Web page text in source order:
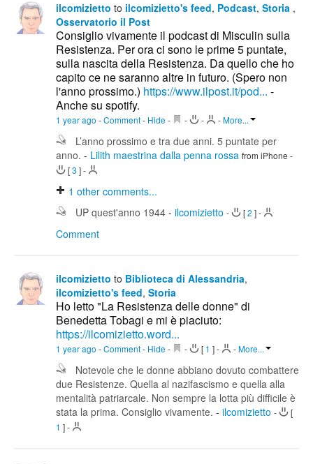
ilcomizietto to ilcomizietto's feed, Podcast, Storia ,
Osservatorio il Post
Consiglio vivamente il podcast di Misculin sulla
Resistenza. Per ora ci sono le prime 5 puntate,
sulla nascita della Resistenza. Da quello che ho
capito ce ne saranno altre in futuro. (Spero non
l'anno prossimo.) https://www.ilpost.it/pod... -
Anche su spotify.
1 year ago -Comment- Hide - - - -More...
L’anno prossimo e tra due anni. 5 puntate per
anno. - Lilith maestrina dalla penna rossa from iPhone -
[3 ]-
1 other comments...
UP quest'anno 1944 - ilcomizietto - [2 ]-
Comment
ilcomizietto to Biblioteca di Alessandria,
ilcomizietto's feed, Storia
Ho letto "La Resistenza delle donne" di
Benedetta Tobagi e mi è piaciuto:
https://ilcomizietto.word...
1 year ago -Comment- Hide - - [ 1 ]- -More...
Notevole che le donne abbiano dovuto combattere
due Resistenze. Quella al nazifascismo e quella alla
mentalità patriarcale. Non sempre la lotta più difficile è
stata la prima. Consiglio vivamente. - ilcomizietto -
[
1 ]-